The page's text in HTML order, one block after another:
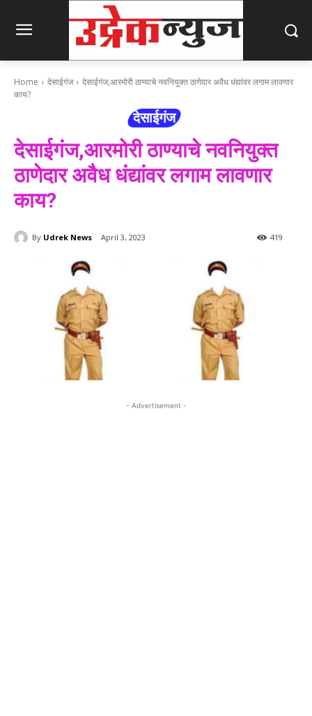
Home देसाईगंज
देसाईगंज,आरमोरी ठाण्याचे नवनियुक्त ठाणेदार अवैध धंद्यांवर लगाम लावणार
काय?
देसाईगंज
देसाईगंज,आरमोरी ठाण्याचे नवनियुक्त
ठाणेदार अवैध धंद्यांवर लगाम लावणार
काय?
By Udrek News April 3, 2023 419
- Advertisement -